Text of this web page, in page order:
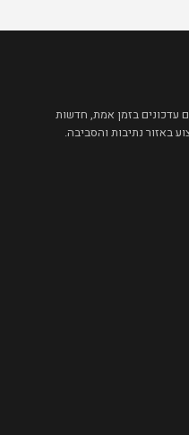
עדכונים בזמן אמת, חדשות
באזור נתיבות והסביבה.